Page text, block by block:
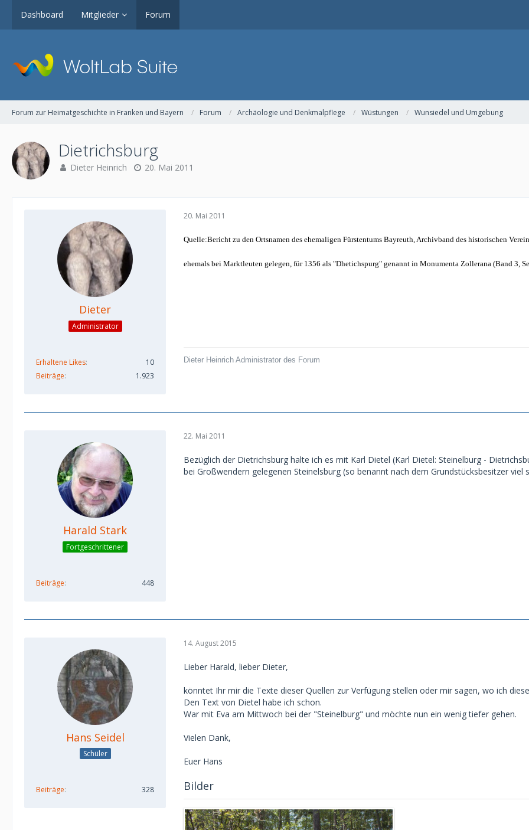
Dashboard Mitglieder Forum
Forum zur Heimatgeschichte in Franken und Bayern Forum Archäologie und Denkmalpflege Wüstungen Wunsiedel und Umgebung
Dietrichsburg
Dieter Heinrich 20. Mai 2011
Dieter
Administrator
Erhaltene Likes
10
Beiträge
1.923
20. Mai 2011
Quelle:Bericht zu den Ortsnamen des ehemaligen Fürstentums Bayreuth, Archivband des historischen
ehemals bei Marktleuten gelegen, für 1356 als "Dhetichspurg" genannt in Monumenta Zollerana (Band 3,
Dieter Heinrich Administrator des Forum
Harald Stark
Fortgeschrittener
Beiträge 448
22. Mai 2011
Bezüglich der Dietrichsburg halte ich es mit Karl Dietel (Karl Dietel: Steinelburg -
bei Großwendern gelegenen Steinelsburg (so benannt nach dem Grundstücksbesitzer viel
Hans Seidel
Schüler
Beiträge 328
14. August 2015
Lieber Harald, lieber Dieter,
könntet Ihr mir die Texte dieser Quellen zur Verfügung stellen oder mir sagen, wo ich
Den Text von Dietel habe ich schon.
War mit Eva am Mittwoch bei der "Steinelburg" und möchte nun ein wenig tiefer gehen.
Vielen Dank,
Euer Hans
Bilder